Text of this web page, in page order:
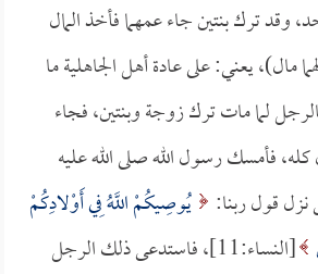
وقد ترك بنتين جاء عمهما فأخذ المال
مال)، يعني: على عادة أهل الجاهلية ما
لما مات ترك زوجة وبنتين، فجاء
كله، فأمسك رسول الله صلى الله عليه
قول ربنا: يُوصِيكُمْ اللَّهُ فِي أَوْلادِكُمْ
[النساء:11]، فاستدعى ذلك الرجل